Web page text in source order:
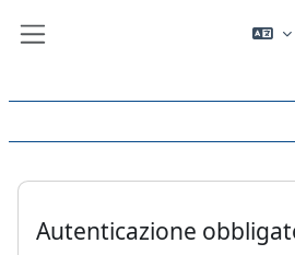
Autenticazione